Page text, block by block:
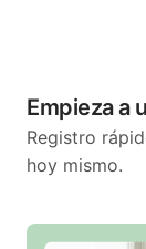
Empieza a
Registro
hoy mismo.